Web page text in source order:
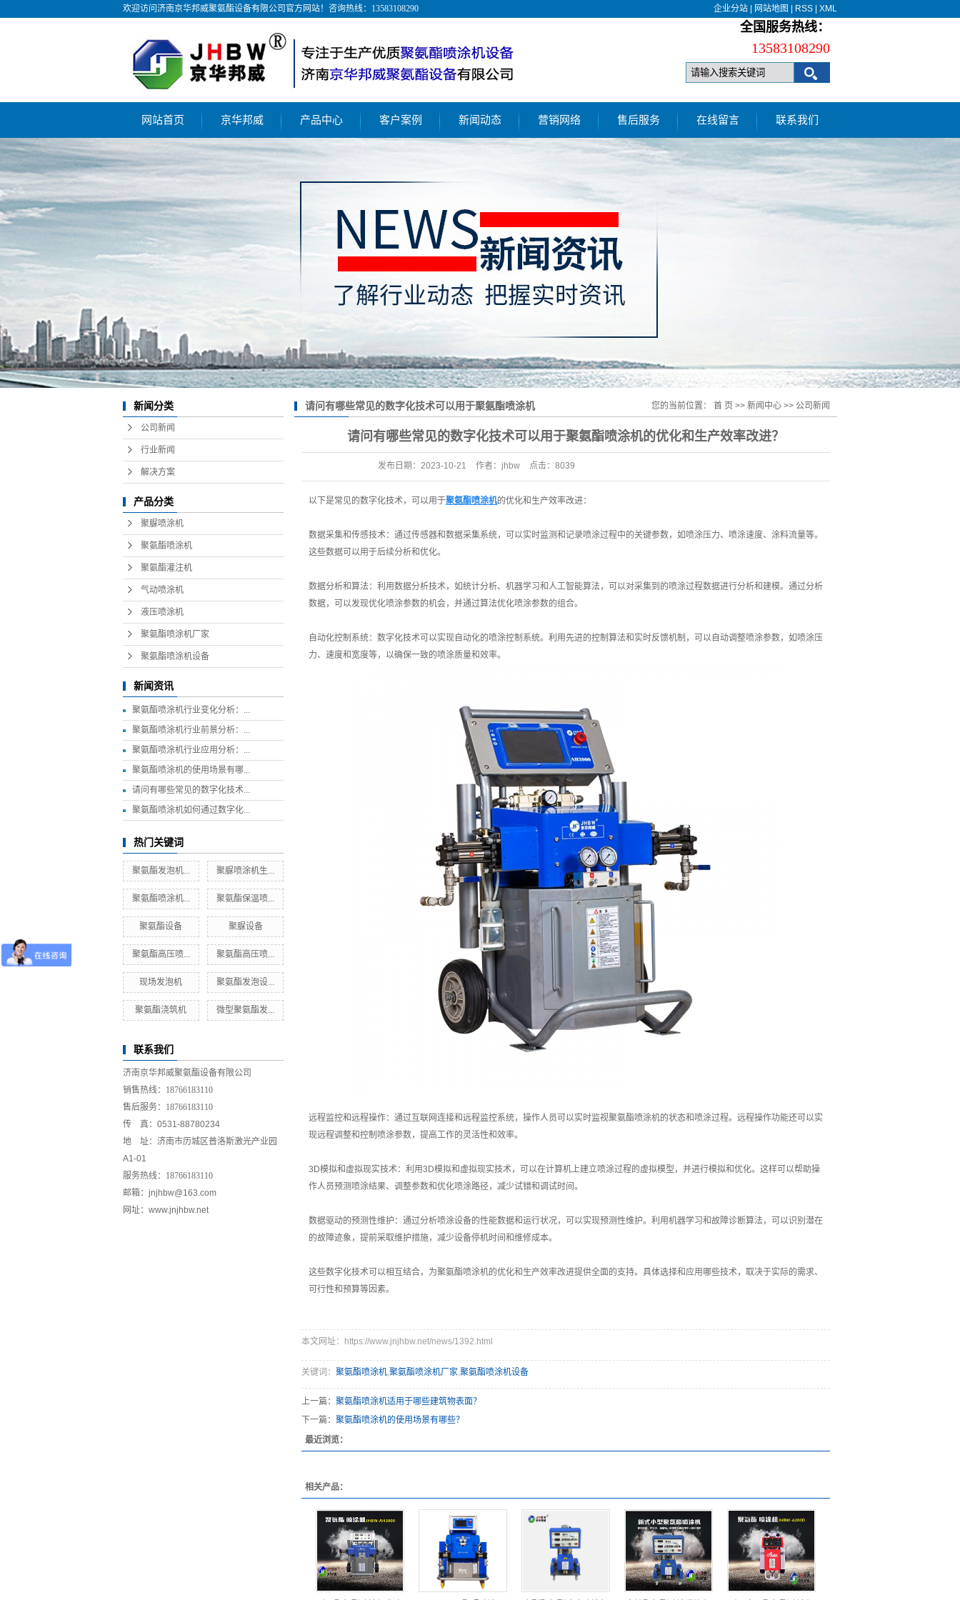
欢迎访问济南京华邦威聚氨酯设备有限公司官方网站！咨询热线： 13583108290 企业分站 网站地图 RSS XML
全国服务热线：
13583108290
网站首页 京华邦威
公司简介
合作伙伴
产品中心
聚脲喷涂机
气动喷涂机
液压喷涂机
聚氨酯喷涂机厂家
客户案例 新闻动态 营销网络 售后服务 在线留言 联系我们
新闻分类
公司新闻
行业新闻
解决方案
产品分类
聚脲喷涂机
聚氨酯喷涂机
聚氨酯灌注机
气动喷涂机
液压喷涂机
聚氨酯喷涂机厂家
聚氨酯喷涂机设备
新闻资讯
聚氨酯喷涂机行业变化分析：...
聚氨酯喷涂机行业前景分析：...
聚氨酯喷涂机行业应用分析：...
聚氨酯喷涂机的使用场景有哪...
请问有哪些常见的数字化技术...
聚氨酯喷涂机如何通过数字化...
热门关键词
聚氨酯发泡机... 聚脲喷涂机生...
聚氨酯喷涂机... 聚氨酯保温喷...
聚氨酯设备 聚脲设备
聚氨酯高压喷... 聚氨酯高压喷...
现场发泡机 聚氨酯发泡设...
聚氨酯浇筑机 微型聚氨酯发...
联系我们
济南京华邦威聚氨酯设备有限公司
销售热线： 18766183110
售后服务： 18766183110
传 真：0531-88780234
地 址：济南市历城区普洛斯激光产业园
A1-01
服务热线： 18766183110
邮箱：jnjhbw@163.com
网址：www.jnjhbw.net
请问有哪些常见的数字化技术可以用于聚氨酯喷涂机
的优化和生产效率改进？
您的当前位置： 首 页 >> 新闻中心 >> 公司新闻
请问有哪些常见的数字化技术可以用于聚氨酯喷涂机的优化和生产效率改进？
发布日期： 2023-10-21 作者： jhbw 点击： 8039
以下是常见的数字化技术，可以用于聚氨酯喷涂机的优化和生产效率改进：
数据采集和传感技术：通过传感器和数据采集系统，可以实时监测和记录喷涂过程中的关键参数，如喷涂压力、喷涂速度、涂料流量等。
这些数据可以用于后续分析和优化。
数据分析和算法：利用数据分析技术，如统计分析、机器学习和人工智能算法，可以对采集到的喷涂过程数据进行分析和建模。通过分析
数据，可以发现优化喷涂参数的机会，并通过算法优化喷涂参数的组合。
自动化控制系统：数字化技术可以实现自动化的喷涂控制系统。利用先进的控制算法和实时反馈机制，可以自动调整喷涂参数，如喷涂压
力、速度和宽度等，以确保一致的喷涂质量和效率。
远程监控和远程操作：通过互联网连接和远程监控系统，操作人员可以实时监视聚氨酯喷涂机的状态和喷涂过程。远程操作功能还可以实
现远程调整和控制喷涂参数，提高工作的灵活性和效率。
3D模拟和虚拟现实技术：利用3D模拟和虚拟现实技术，可以在计算机上建立喷涂过程的虚拟模型，并进行模拟和优化。这样可以帮助操
作人员预测喷涂结果、调整参数和优化喷涂路径，减少试错和调试时间。
数据驱动的预测性维护：通过分析喷涂设备的性能数据和运行状况，可以实现预测性维护。利用机器学习和故障诊断算法，可以识别潜在
的故障迹象，提前采取维护措施，减少设备停机时间和维修成本。
这些数字化技术可以相互结合，为聚氨酯喷涂机的优化和生产效率改进提供全面的支持。具体选择和应用哪些技术，取决于实际的需求、
可行性和预算等因素。
本文网址：https://www.jnjhbw.net/news/1392.html
关键词： 聚氨酯喷涂机,聚氨酯喷涂机厂家,聚氨酯喷涂机设备
上一篇： 聚氨酯喷涂机适用于哪些建筑物表面？
下一篇： 聚氨酯喷涂机的使用场景有哪些？
最近浏览：
相关产品：